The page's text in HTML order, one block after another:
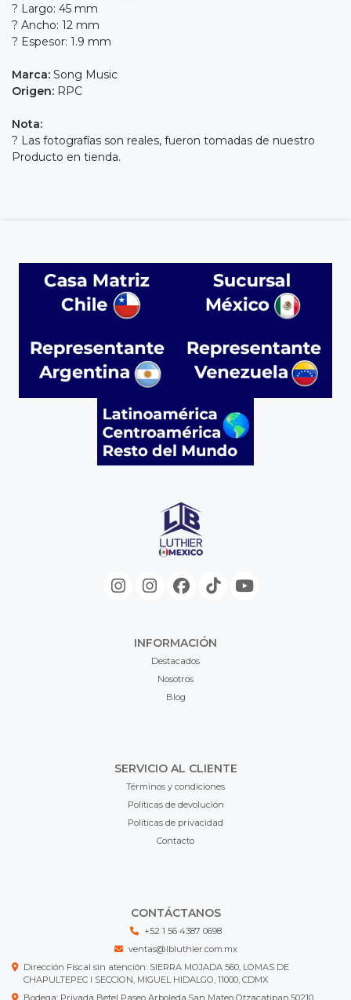
? Largo: 45 mm
? Ancho: 12 mm
? Espesor: 1.9 mm
Marca: Song Music
Origen: RPC
Nota:
? Las fotografías son reales, fueron tomadas de nuestro
Producto en tienda.
INFORMACIÓN
Destacados
Nosotros
Blog
SERVICIO AL CLIENTE
Términos y condiciones
Políticas de devolución
Políticas de privacidad
Contacto
CONTÁCTANOS
+52 1 56 4387 0698
ventas@lbluthier.com.mx
Dirección Fiscal sin atención: SIERRA MOJADA 560, LOMAS DE
CHAPULTEPEC I SECCION, MIGUEL HIDALGO, 11000, CDMX
Bodega: Privada Betel Paseo Arboleda,San Mateo Otzacatipan,50210